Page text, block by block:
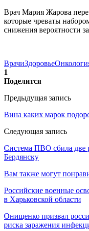
Врач Мария Жарова
которые чреваты
снижения вероятности
ВрачиЗдоровье
1
Поделится
Предыдущая запись
Вина каких марок
Следующая запись
Система ПВО сбила две
Бердянску
Вам также могут
Российские военные
в Харьковской области
Онищенко призвал
риска заражения